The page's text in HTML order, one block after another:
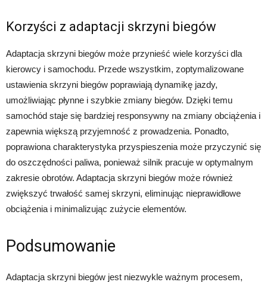
Korzyści z adaptacji skrzyni biegów
Adaptacja skrzyni biegów może przynieść wiele korzyści dla
kierowcy i samochodu. Przede wszystkim, zoptymalizowane
ustawienia skrzyni biegów poprawiają dynamikę jazdy,
umożliwiając płynne i szybkie zmiany biegów. Dzięki temu
samochód staje się bardziej responsywny na zmiany obciążenia i
zapewnia większą przyjemność z prowadzenia. Ponadto,
poprawiona charakterystyka przyspieszenia może przyczynić się
do oszczędności paliwa, ponieważ silnik pracuje w optymalnym
zakresie obrotów. Adaptacja skrzyni biegów może również
zwiększyć trwałość samej skrzyni, eliminując nieprawidłowe
obciążenia i minimalizując zużycie elementów.
Podsumowanie
Adaptacja skrzyni biegów jest niezwykle ważnym procesem,